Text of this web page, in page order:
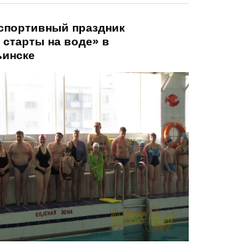
праздник
на воде» в